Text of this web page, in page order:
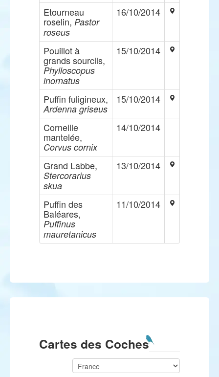
Etourneau
roselin, Pastor
roseus
16/10/2014
Pouillot à
grands sourcils,
Phylloscopus
inornatus
15/10/2014
Puffin fuligineux,
Ardenna griseus
15/10/2014
Corneille
mantelée,
Corvus cornix
14/10/2014
Grand Labbe,
Stercorarius
skua
13/10/2014
Puffin des
Baléares,
Puffinus
mauretanicus
11/10/2014
Cartes des Coches